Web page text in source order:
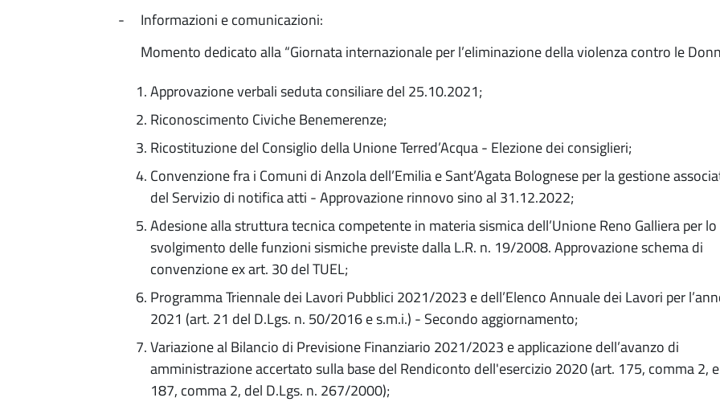
- Informazioni e comunicazioni:
Momento dedicato alla “Giornata internazionale per l’eliminazione della violenza contro le
Approvazione verbali seduta consiliare del 25.10.2021;
Riconoscimento Civiche Benemerenze;
Ricostituzione del Consiglio della Unione Terred’Acqua - Elezione dei consiglieri;
Convenzione fra i Comuni di Anzola dell’Emilia e Sant’Agata Bolognese per la gestione
del Servizio di notifica atti - Approvazione rinnovo sino al 31.12.2022;
Adesione alla struttura tecnica competente in materia sismica dell’Unione Reno Galliera per lo
svolgimento delle funzioni sismiche previste dalla L.R. n. 19/2008. Approvazione schema di
convenzione ex art. 30 del TUEL;
Programma Triennale dei Lavori Pubblici 2021/2023 e dell’Elenco Annuale dei Lavori per
2021 (art. 21 del D.Lgs. n. 50/2016 e s.m.i.) - Secondo aggiornamento;
Variazione al Bilancio di Previsione Finanziario 2021/2023 e applicazione dell’avanzo di
amministrazione accertato sulla base del Rendiconto dell'esercizio 2020 (art. 175, comma 2,
187, comma 2, del D.Lgs. n. 267/2000);